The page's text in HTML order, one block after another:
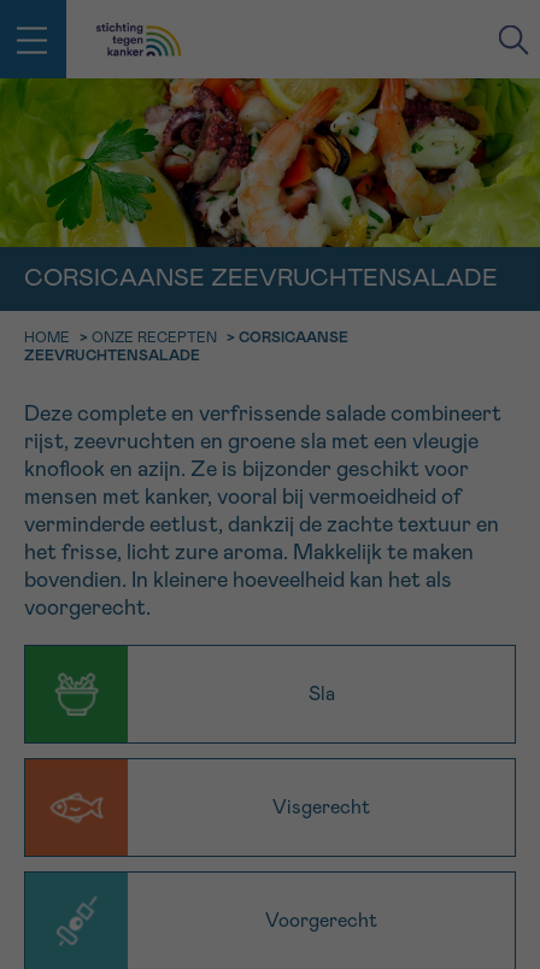
CORSICAANSE ZEEVRUCHTENSALADE
HOME > ONZE RECEPTEN > CORSICAANSE
ZEEVRUCHTENSALADE
Deze complete en verfrissende salade combineert
rijst, zeevruchten en groene sla met een vleugje
knoflook en azijn. Ze is bijzonder geschikt voor
mensen met kanker, vooral bij vermoeidheid of
verminderde eetlust, dankzij de zachte textuur en
het frisse, licht zure aroma. Makkelijk te maken
bovendien. In kleinere hoeveelheid kan het als
voorgerecht.​
Sla
Visgerecht
Voorgerecht
EMAIL
VOORNAAM
IN DE STRIJD TEGEN KANKER STA
JE NIET ALLEEN
Professionele medewerkers beantwoorden je vragen
Contacteer ons gratis
Bel ons op 0800 15 802
ma-vrij 9u tot 18u
Via ons
contactformulier
Ik wil graag opgebeld worden
Meer weten over Kankerinfo
geen enkele diagnose
NAAM
EMAIL
MIJN VRAAG
TERUG
Afspraak Vraag Gegevens Bevestiging
11h-13h
13h-16h
16h-18h